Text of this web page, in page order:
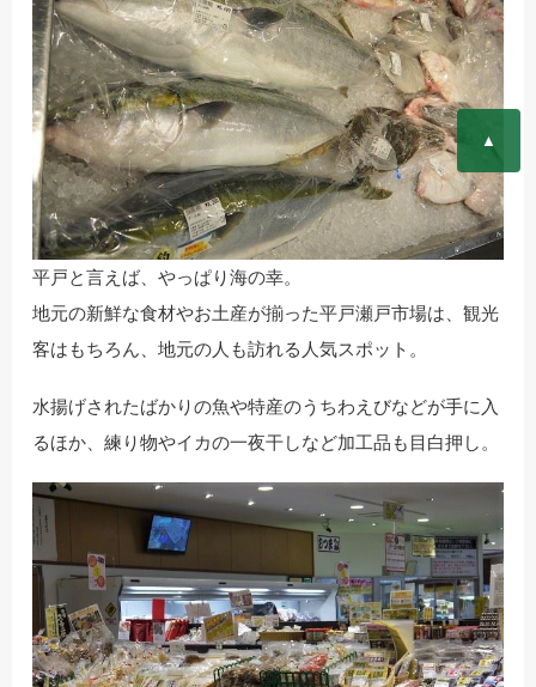
平戸と言えば、やっぱり海の幸。
地元の新鮮な食材やお土産が揃った平戸瀬戸市場は、観光
客はもちろん、地元の人も訪れる人気スポット。
水揚げされたばかりの魚や特産のうちわえびなどが手に入
るほか、練り物やイカの一夜干しなど加工品も目白押し。
▲